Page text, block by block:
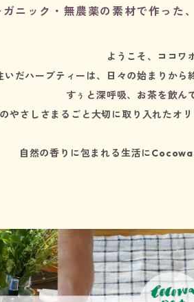
ガニック・無農薬の素材で作った
ようこそ、ココワ
いだハーブティーは、日々の始まりから
すぅと深呼吸、お茶を飲ん
やさしさまるごと大切に取り入れたオ
自然の香りに包まれる生活に